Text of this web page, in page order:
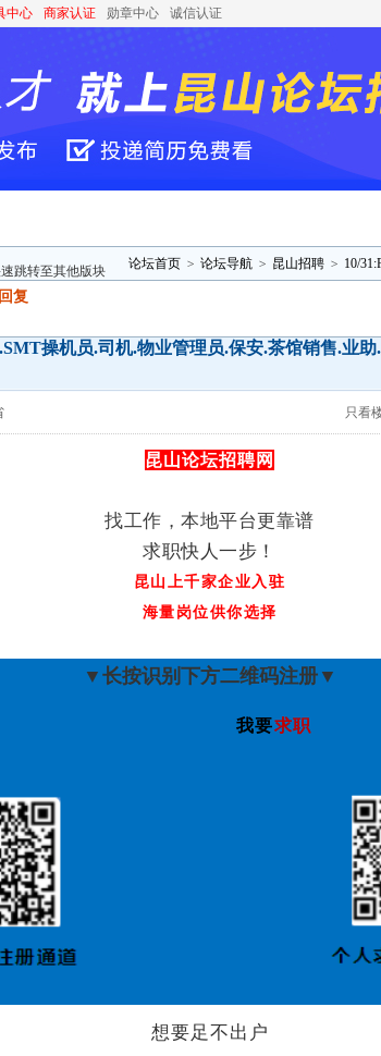
中心 商家认证 勋章中心 诚信认证
论坛首页 > 论坛导航 > 昆山招聘 > 10/
回复
操机员.司机.物业管理员.保安.茶馆销售.业
只看
昆山论坛招聘网
找工作，本地平台更靠谱
求职快人一步！
昆山上千家企业入驻
海量岗位供你选择
▼长按识别下方二维码注册▼
我要求职
想要足不出户